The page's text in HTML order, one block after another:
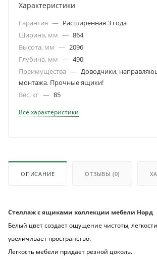
Характеристики
Гарантия — Расширенная 3 года
Ширина, мм — 864
Высота, мм — 2096
Глубина, мм — 490
Преимущества — Доводчики,
монтажа. Прочные ящики!
Вес, кг — 85
Все характеристики
ОПИСАНИЕ ОТЗЫВЫ (0)
Стеллаж с ящиками коллекции мебели Норд
Белый цвет создает ощущение чистоты,
увеличивает пространство.
Легкость мебели придает резной цоколь.